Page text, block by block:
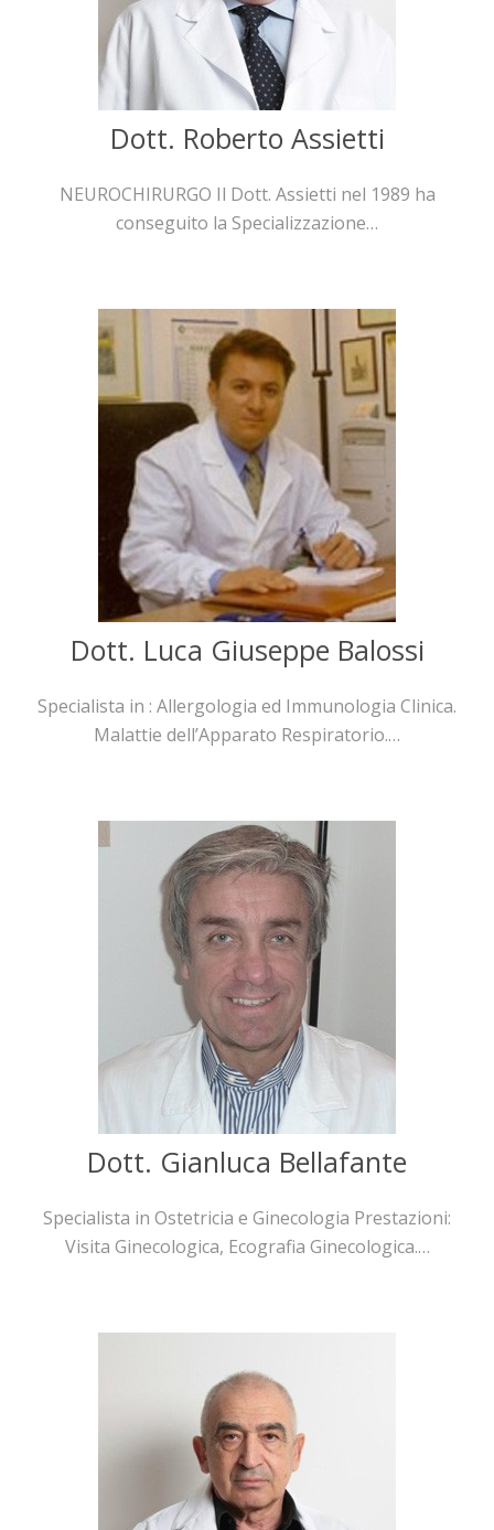
Dott. Roberto Assietti
NEUROCHIRURGO Il Dott. Assietti nel 1989 ha
conseguito la Specializzazione…
Dott. Luca Giuseppe Balossi
Specialista in : Allergologia ed Immunologia Clinica.
Malattie dell’Apparato Respiratorio.…
Dott. Gianluca Bellafante
Specialista in Ostetricia e Ginecologia Prestazioni:
Visita Ginecologica, Ecografia Ginecologica.…